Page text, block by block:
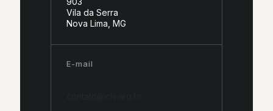
Vila da Serra
Nova Lima, MG
E-mail